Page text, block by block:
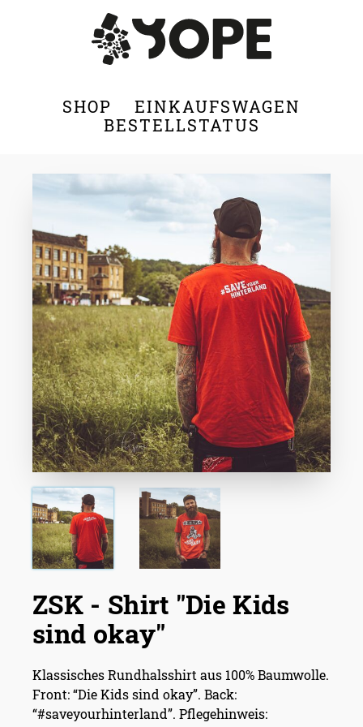
SHOP
EINKAUFSWAGEN
BESTELLSTATUS
ZSK - Shirt "Die Kids
sind okay"
Klassisches Rundhalsshirt aus 100% Baumwolle.
Front: “Die Kids sind okay”. Back:
“#saveyourhinterland”. Pflegehinweis: